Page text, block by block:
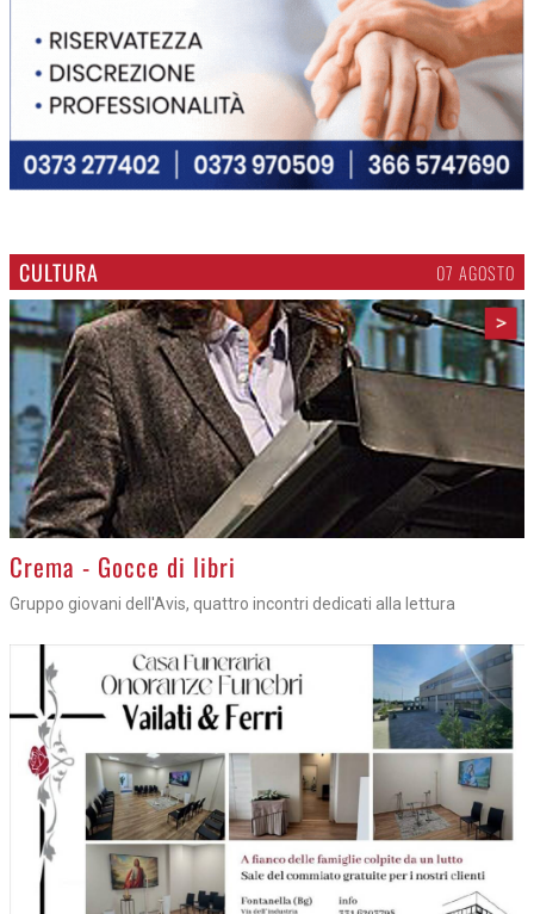
CULTURA 07 AGOSTO
>
Crema - Gocce di libri
Gruppo giovani dell'Avis, quattro incontri dedicati alla lettura